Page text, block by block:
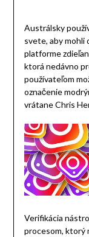
Austrálsky
svete, aby mohli
platforme
ktorá nedávno
používateľom
označenie
vrátane Chris
Verifikácia
procesom, ktorý